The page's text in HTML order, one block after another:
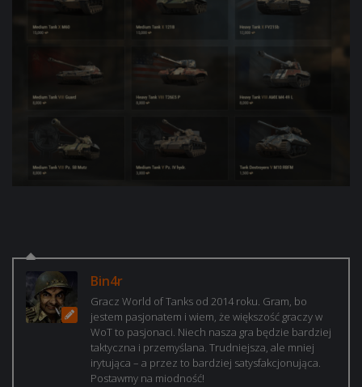
Bin4r
Gracz World of Tanks od 2014 roku. Gram, bo
jestem pasjonatem i wiem, że większość graczy w
WoT to pasjonaci. Niech nasza gra będzie bardziej
taktyczna i przemyślana. Trudniejsza, ale mniej
irytująca – a przez to bardziej satysfakcjonująca.
Postawmy na miodność!